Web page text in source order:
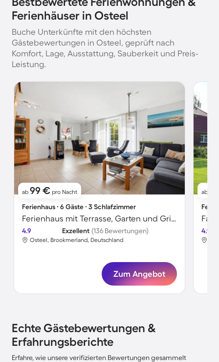
Ferienhäuser in Osteel
Buche Unterkünfte mit den höchsten
Gästebewertungen in Osteel, geprüft nach
Komfort, Lage, Ausstattung, Sauberkeit und Preis-
Leistung.
ab 99 € pro Nacht
Ferienhaus ∙ 6 Gäste ∙ 3 Schlafzimmer
Ferienhaus mit Terrasse, Garten und Grill | Gartenblick
4.9 Exzellent (136 Bewertungen)
Osteel, Brookmerland, Deutschland
Zum Angebot
ab
4.9
Echte Gästebewertungen &
Erfahrungsberichte
Erfahre, wie unsere verifizierten Bewertungen gesammelt